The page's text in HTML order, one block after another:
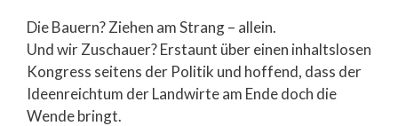
Die Bauern? Ziehen am Strang – allein.
Und wir Zuschauer? Erstaunt über einen inhaltslosen
Kongress seitens der Politik und hoffend, dass der
Ideenreichtum der Landwirte am Ende doch die
Wende bringt.